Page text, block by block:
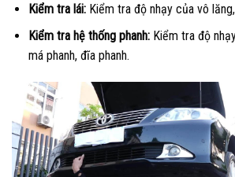
Kiểm tra lái:Kiểm tra độ nhạy của vô
Kiểm tra hệ thống phanh:Kiểm tra độ
má phanh, đĩa phanh.